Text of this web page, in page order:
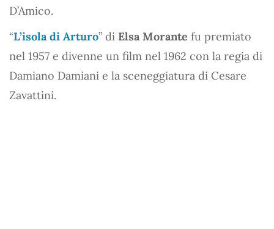
D’Amico.
“L’isola di Arturo” di Elsa Morante fu premiato
nel 1957 e divenne un film nel 1962 con la regia di
Damiano Damiani e la sceneggiatura di Cesare
Zavattini.